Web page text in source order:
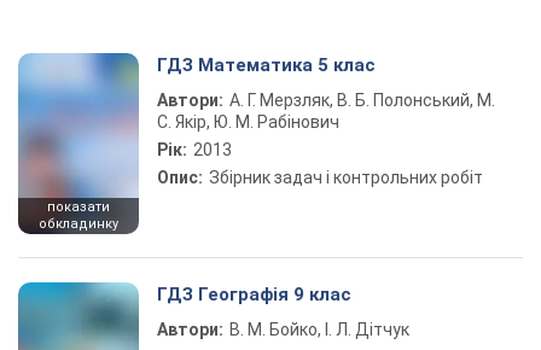
показати
обкладинку
ГДЗ Математика 5 клас
Автори: А. Г. Мерзляк, В. Б. Полонський, М.
С. Якір, Ю. М. Рабінович
Рік: 2013
Опис: Збірник задач і контрольних робіт
ГДЗ Географія 9 клас
Автори: В. М. Бойко, І. Л. Дітчук